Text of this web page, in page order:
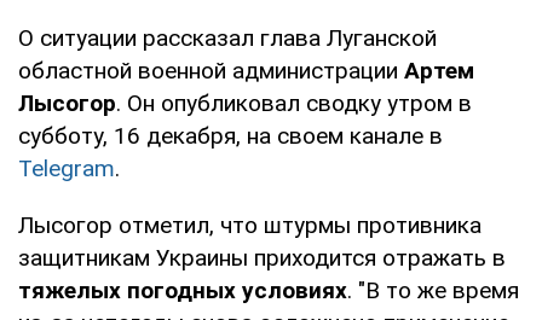
О ситуации рассказал глава Луганской
областной военной администрации Артем
Лысогор. Он опубликовал сводку утром в
субботу, 16 декабря, на своем канале в
Telegram.
Лысогор отметил, что штурмы противника
защитникам Украины приходится отражать в
тяжелых погодных условиях. "В то же время